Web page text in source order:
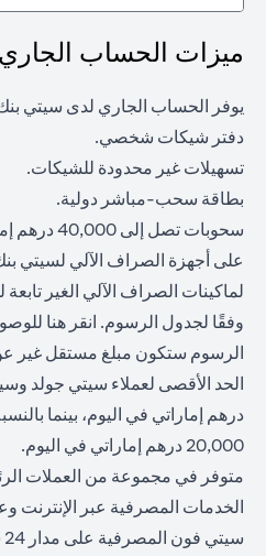
ميزات الحساب الجاري
يوفر الحساب الجاري لدى سيتي بنك
دفتر شيكات شخصي.
تسهيلات غير محدودة للشيكات.
بطاقة سحب-مباشر دولية.
سحوبات تصل
على أجهزة الصراف الآلي لسيتي
لماكينات الصراف الآلي الغير
وفقًا لجدول الرسوم. انقر هنا tab
الرسوم ستكون مبلغ مستقل غير
درهم إماراتي في اليوم، بينما
20,000 درهم إماراتي في اليوم.
متوفر في مجموعة من العملات
الخدمات المصرفية عبر الإنترنت
سيتي فون المصرفية على مدار 24 ساعة